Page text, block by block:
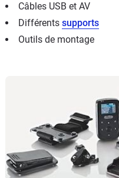
Câbles USB et AV
Différents supports
Outils de montage